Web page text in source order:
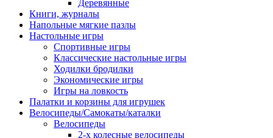
Деревянные
Книги, журналы
Напольные мягкие пазлы
Настольные игры
Спортивные игры
Классические настольные игры
Ходилки бродилки
Экономические игры
Игры на ловкость
Палатки и корзины для игрушек
Велосипеды/Самокаты/каталки
Велосипеды
2-х колесные велосипеды